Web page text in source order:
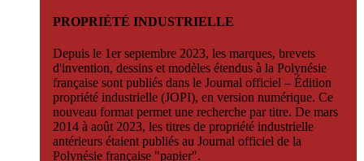
PROPRIÉTÉ INDUSTRIELLE
Depuis le 1er septembre 2023, les marques, brevets
d'invention, dessins et modèles étendus à la Polynésie
française sont publiés dans le Journal officiel – Édition
propriété industrielle (JOPI), en version numérique. Ce
nouveau format permet une recherche par titre. De mars
2014 à août 2023, les titres de propriété industrielle
antérieurs étaient publiés au Journal officiel de la
Polynésie française "papier".